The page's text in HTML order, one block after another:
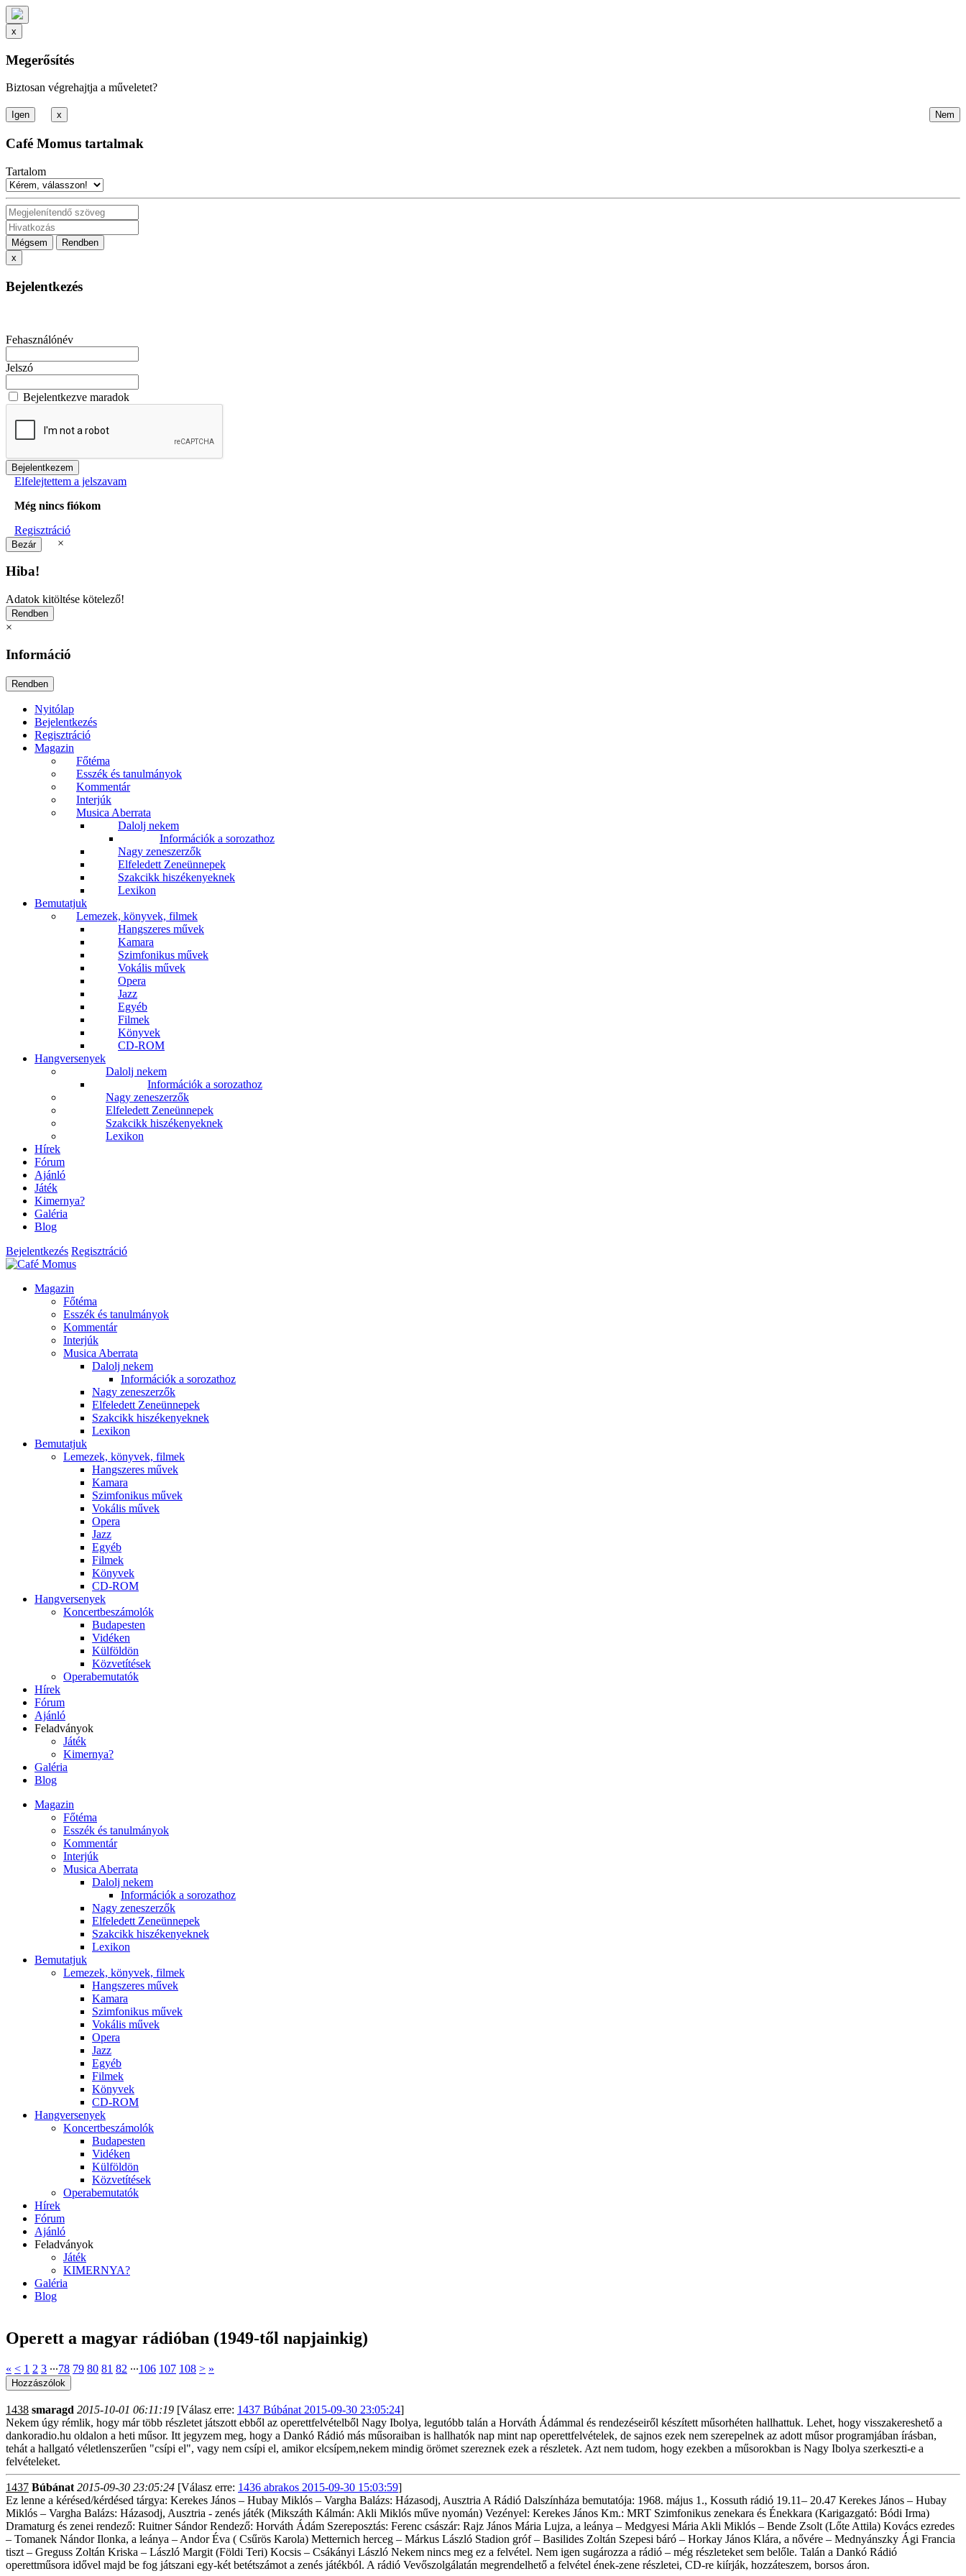
x
Megerősítés
Biztosan végrehajtja a műveletet?
x
Café Momus tartalmak
Tartalom
Mégsem
Rendben
x
Bejelentkezés
Fehasználónév
Jelszó
Bejelentkezve maradok
Elfelejtettem a jelszavam
Még nincs fiókom
Regisztráció
×
Hiba!
Adatok kitöltése kötelező!
×
Információ
Nyitólap
Bejelentkezés
Regisztráció
Magazin
Főtéma
Esszék és tanulmányok
Kommentár
Interjúk
Musica Aberrata
Dalolj nekem
Információk a sorozathoz
Nagy zeneszerzők
Elfeledett Zeneünnepek
Szakcikk hiszékenyeknek
Lexikon
Bemutatjuk
Lemezek, könyvek, filmek
Hangszeres művek
Kamara
Szimfonikus művek
Vokális művek
Opera
Jazz
Egyéb
Filmek
Könyvek
CD-ROM
Hangversenyek
Dalolj nekem
Információk a sorozathoz
Nagy zeneszerzők
Elfeledett Zeneünnepek
Szakcikk hiszékenyeknek
Lexikon
Hírek
Fórum
Ajánló
Játék
Kimernya?
Galéria
Blog
Bejelentkezés Regisztráció
Magazin
Főtéma
Esszék és tanulmányok
Kommentár
Interjúk
Musica Aberrata
Dalolj nekem
Információk a sorozathoz
Nagy zeneszerzők
Elfeledett Zeneünnepek
Szakcikk hiszékenyeknek
Lexikon
Bemutatjuk
Lemezek, könyvek, filmek
Hangszeres művek
Kamara
Szimfonikus művek
Vokális művek
Opera
Jazz
Egyéb
Filmek
Könyvek
CD-ROM
Hangversenyek
Koncertbeszámolók
Budapesten
Vidéken
Külföldön
Közvetítések
Operabemutatók
Hírek
Fórum
Ajánló
Feladványok
Játék
Kimernya?
Galéria
Blog
Magazin
Főtéma
Esszék és tanulmányok
Kommentár
Interjúk
Musica Aberrata
Dalolj nekem
Információk a sorozathoz
Nagy zeneszerzők
Elfeledett Zeneünnepek
Szakcikk hiszékenyeknek
Lexikon
Bemutatjuk
Lemezek, könyvek, filmek
Hangszeres művek
Kamara
Szimfonikus művek
Vokális művek
Opera
Jazz
Egyéb
Filmek
Könyvek
CD-ROM
Hangversenyek
Koncertbeszámolók
Budapesten
Vidéken
Külföldön
Közvetítések
Operabemutatók
Hírek
Fórum
Ajánló
Feladványok
Játék
KIMERNYA?
Galéria
Blog
Operett a magyar rádióban (1949-től napjainkig)
« < 1 2 3 ∙∙∙78 79 80 81 82 ∙∙∙106 107 108 > »
1438 smaragd 2015-10-01 06:11:19 [Válasz erre: 1437 Búbánat 2015-09-30 23:05:24]
Nekem úgy rémlik, hogy már több részletet játszott ebből az operettfelvételből Nagy Ibolya, legutóbb talán a Horváth Ádámmal és rendezéseiről készített műsorhéten hallhattuk. Lehet, hogy visszakereshető a
dankoradio.hu oldalon a heti műsor. Itt jegyzem meg, hogy a Dankó Rádió más műsoraiban is hallhatók nap mint nap operettfelvételek, de sajnos ezek nem szerepelnek az adott műsor programjában írásban,
tehát a hallgató véletlenszerűen "csípi el", vagy nem csípi el, amikor elcsípem,nekem mindig örömet szereznek ezek a részletek. Azt nem tudom, hogy ezekben a műsorokban is Nagy Ibolya szerkeszti-e a
felvételeket.
1437 Búbánat 2015-09-30 23:05:24 [Válasz erre: 1436 abrakos 2015-09-30 15:03:59]
Ez lenne a kérésed/kérdésed tárgya: Kerekes János – Hubay Miklós – Vargha Balázs: Házasodj, Ausztria A Rádió Dalszínháza bemutatója: 1968. május 1., Kossuth rádió 19.11– 20.47 Kerekes János – Hubay
Miklós – Vargha Balázs: Házasodj, Ausztria - zenés játék (Mikszáth Kálmán: Akli Miklós műve nyomán) Vezényel: Kerekes János Km.: MRT Szimfonikus zenekara és Énekkara (Karigazgató: Bódi Irma)
Dramaturg és zenei rendező: Ruitner Sándor Rendező: Horváth Ádám Szereposztás: Ferenc császár: Rajz János Mária Lujza, a leánya – Medgyesi Mária Akli Miklós – Bende Zsolt (Lőte Attila) Kovács ezredes
– Tomanek Nándor Ilonka, a leánya – Andor Éva ( Csűrös Karola) Metternich herceg – Márkus László Stadion gróf – Basilides Zoltán Szepesi báró – Horkay János Klára, a nővére – Mednyánszky Ági Francia
tiszt – Greguss Zoltán Kriska – László Margit (Földi Teri) Kocsis – Csákányi László Nekem nincs meg ez a felvétel. Nem igen sugározza a rádió – még részleteket sem belőle. Talán a Dankó Rádió
operettműsora idővel majd be fog játszani egy-két betétszámot a zenés játékból. A rádió Vevőszolgálatán megrendelhető a felvétel ének-zene részletei, CD-re kiírják, hozzáteszem, borsos áron.